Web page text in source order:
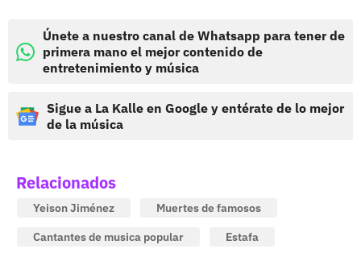
Únete a nuestro canal de Whatsapp para tener de
primera mano el mejor contenido de
entretenimiento y música
Sigue a La Kalle en Google y entérate de lo mejor
de la música
Relacionados
Yeison Jiménez
Muertes de famosos
Cantantes de musica popular
Estafa